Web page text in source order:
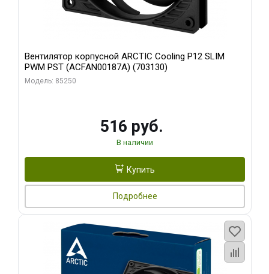
Вентилятор корпусной ARCTIC Cooling P12 SLIM
PWM PST (ACFAN00187A) (703130)
Модель: 85250
516 руб.
В наличии
Купить
Подробнее